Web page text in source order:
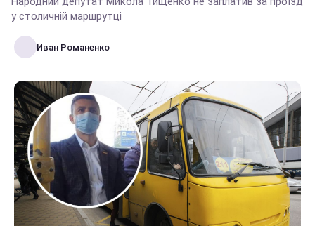
у столичній маршрутці
Иван Романенко